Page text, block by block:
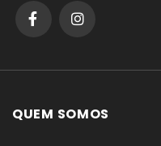
QUEM SOMOS